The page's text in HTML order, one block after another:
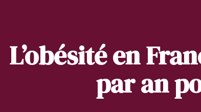
L’obésité en
par an